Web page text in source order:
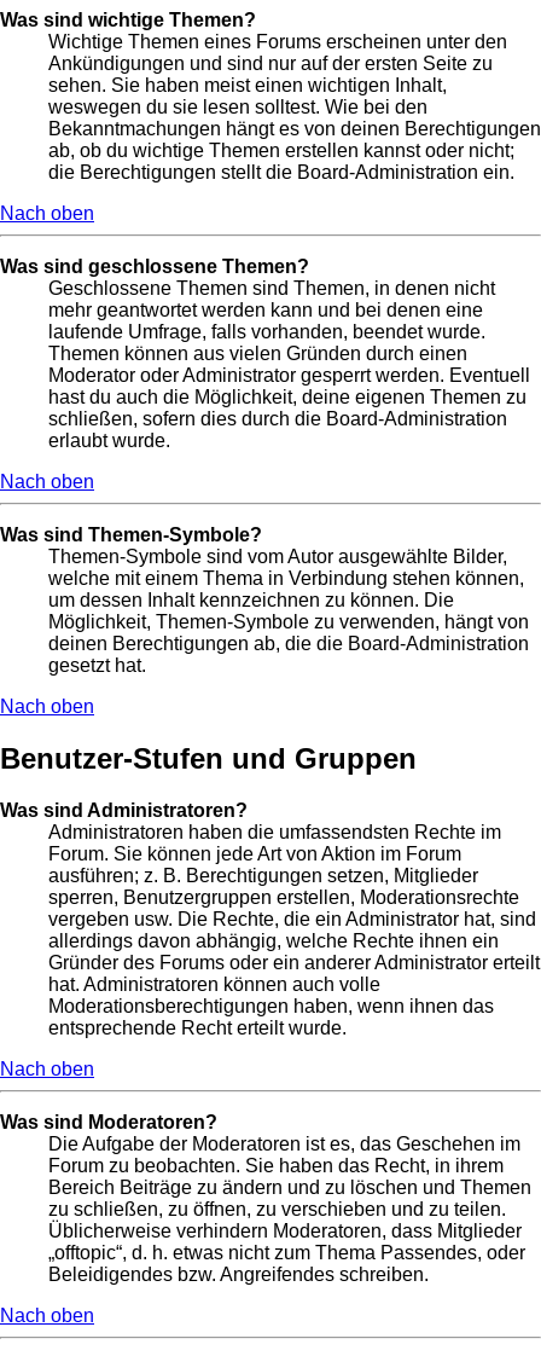
Was sind wichtige Themen?
Wichtige Themen eines Forums erscheinen unter den
Ankündigungen und sind nur auf der ersten Seite zu
sehen. Sie haben meist einen wichtigen Inhalt,
weswegen du sie lesen solltest. Wie bei den
Bekanntmachungen hängt es von deinen Berechtigungen
ab, ob du wichtige Themen erstellen kannst oder nicht;
die Berechtigungen stellt die Board-Administration ein.
Nach oben
Was sind geschlossene Themen?
Geschlossene Themen sind Themen, in denen nicht
mehr geantwortet werden kann und bei denen eine
laufende Umfrage, falls vorhanden, beendet wurde.
Themen können aus vielen Gründen durch einen
Moderator oder Administrator gesperrt werden. Eventuell
hast du auch die Möglichkeit, deine eigenen Themen zu
schließen, sofern dies durch die Board-Administration
erlaubt wurde.
Nach oben
Was sind Themen-Symbole?
Themen-Symbole sind vom Autor ausgewählte Bilder,
welche mit einem Thema in Verbindung stehen können,
um dessen Inhalt kennzeichnen zu können. Die
Möglichkeit, Themen-Symbole zu verwenden, hängt von
deinen Berechtigungen ab, die die Board-Administration
gesetzt hat.
Nach oben
Benutzer-Stufen und Gruppen
Was sind Administratoren?
Administratoren haben die umfassendsten Rechte im
Forum. Sie können jede Art von Aktion im Forum
ausführen; z. B. Berechtigungen setzen, Mitglieder
sperren, Benutzergruppen erstellen, Moderationsrechte
vergeben usw. Die Rechte, die ein Administrator hat, sind
allerdings davon abhängig, welche Rechte ihnen ein
Gründer des Forums oder ein anderer Administrator erteilt
hat. Administratoren können auch volle
Moderationsberechtigungen haben, wenn ihnen das
entsprechende Recht erteilt wurde.
Nach oben
Was sind Moderatoren?
Die Aufgabe der Moderatoren ist es, das Geschehen im
Forum zu beobachten. Sie haben das Recht, in ihrem
Bereich Beiträge zu ändern und zu löschen und Themen
zu schließen, zu öffnen, zu verschieben und zu teilen.
Üblicherweise verhindern Moderatoren, dass Mitglieder
„offtopic“, d. h. etwas nicht zum Thema Passendes, oder
Beleidigendes bzw. Angreifendes schreiben.
Nach oben